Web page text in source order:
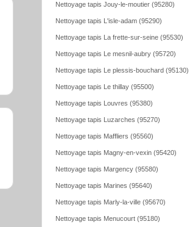
Nettoyage tapis Jouy-le-moutier (95280)
Nettoyage tapis L'isle-adam (95290)
Nettoyage tapis La frette-sur-seine (95530)
Nettoyage tapis Le mesnil-aubry (95720)
Nettoyage tapis Le plessis-bouchard (95130)
Nettoyage tapis Le thillay (95500)
Nettoyage tapis Louvres (95380)
Nettoyage tapis Luzarches (95270)
Nettoyage tapis Maffliers (95560)
Nettoyage tapis Magny-en-vexin (95420)
Nettoyage tapis Margency (95580)
Nettoyage tapis Marines (95640)
Nettoyage tapis Marly-la-ville (95670)
Nettoyage tapis Menucourt (95180)